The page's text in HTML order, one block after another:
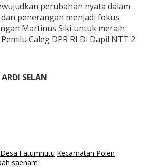
perubahan nyata dalam
penerangan menjadi fokus
Martinus Siki untuk meraih
Caleg DPR RI Di Dapil NTT 2.
SELAN
Desa Fatumnutu Kecamatan Polen
saenam